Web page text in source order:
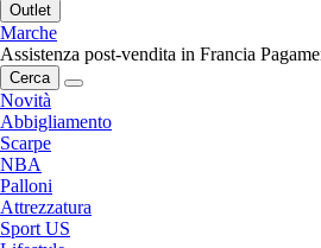
Outlet
Marche
Assistenza post-vendita in Francia
Cerca
Novità
Abbigliamento
Scarpe
NBA
Palloni
Attrezzatura
Sport US